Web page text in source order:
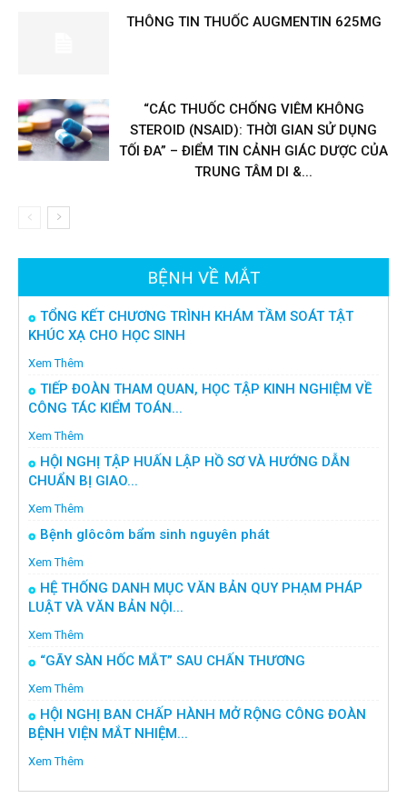
THÔNG TIN THUỐC AUGMENTIN 625MG
“CÁC THUỐC CHỐNG VIÊM KHÔNG
STEROID (NSAID): THỜI GIAN SỬ DỤNG
TỐI ĐA” – ĐIỂM TIN CẢNH GIÁC DƯỢC CỦA
TRUNG TÂM DI &...
BỆNH VỀ MẮT
TỔNG KẾT CHƯƠNG TRÌNH KHÁM TẦM SOÁT TẬT
KHÚC XẠ CHO HỌC SINH
Xem Thêm
TIẾP ĐOÀN THAM QUAN, HỌC TẬP KINH NGHIỆM VỀ
CÔNG TÁC KIỂM TOÁN...
Xem Thêm
HỘI NGHỊ TẬP HUẤN LẬP HỒ SƠ VÀ HƯỚNG DẪN
CHUẨN BỊ GIAO...
Xem Thêm
Bệnh glôcôm bẩm sinh nguyên phát
Xem Thêm
HỆ THỐNG DANH MỤC VĂN BẢN QUY PHẠM PHÁP
LUẬT VÀ VĂN BẢN NỘI...
Xem Thêm
“GÃY SÀN HỐC MẮT” SAU CHẤN THƯƠNG
Xem Thêm
HỘI NGHỊ BAN CHẤP HÀNH MỞ RỘNG CÔNG ĐOÀN
BỆNH VIỆN MẮT NHIỆM...
Xem Thêm